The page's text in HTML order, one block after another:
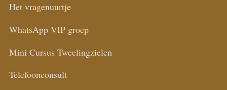
Het vragenuurtje
WhatsApp VIP groep
Mini Cursus Tweelingzielen
Telefoonconsult